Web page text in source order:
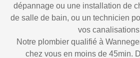
dépannage ou une installation de
de salle de bain, ou un technicien
vos
Notre plombier qualifié à
chez vous en moins de 45min.